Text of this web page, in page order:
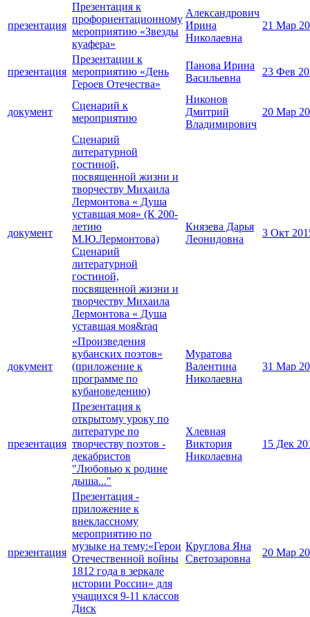
презентация
Презентация к
профориентационному
мероприятию «Звезды
куафера»
Александрович
Ирина
Николаевна
21 Мар
презентация
Презентации к
мероприятию «День
Героев Отечества»
Панова Ирина
Васильевна
23 Фев
документ
Сценарий к
мероприятию
Никонов
Дмитрий
Владимирович
20 Мар
документ
Сценарий
литературной
гостиной,
посвященной жизни и
творчеству Михаила
Лермонтова « Душа
уставшая моя» (К 200-
летию
М.Ю.Лермонтова)
Сценарий
литературной
гостиной,
посвященной жизни и
творчеству Михаила
Лермонтова « Душа
уставшая моя&raq
Князева Дарья
Леонидовна
3 Окт
документ
«Произведения
кубанских поэтов»
(приложение к
программе по
кубановедению)
Муратова
Валентина
Николаевна
31 Мар
презентация
Презентация к
открытому уроку по
литературе по
творчеству поэтов -
декабристов
"Любовью к родине
дыша..."
Хлевная
Виктория
Николаевна
15 Дек
презентация
Презентация -
приложение к
внеклассному
мероприятию по
музыке на тему:«Герои
Отечественной войны
1812 года в зеркале
истории России» для
учащихся 9-11 классов
Диск
Круглова Яна
Светозаровна
20 Мар